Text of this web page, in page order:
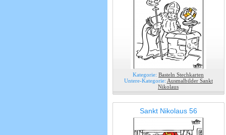
Kategorie: Basteln Stechkarten
Untere-Kategorie: Ausmalbilder Sankt
Nikolaus
Sankt Nikolaus 56